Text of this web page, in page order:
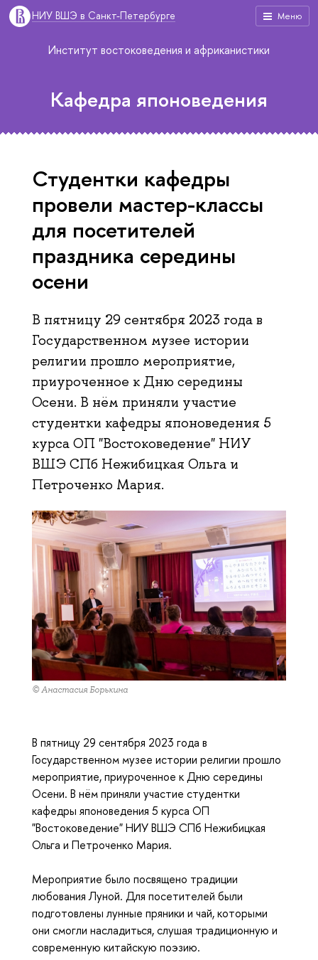
Меню
НИУ ВШЭ в Санкт-Петербурге
Институт востоковедения и африканистики
Кафедра японоведения
Студентки кафедры
провели мастер-классы
для посетителей
праздника середины
осени
В пятницу 29 сентября 2023 года в
Государственном музее истории
религии прошло мероприятие,
приуроченное к Дню середины
Осени. В нём приняли участие
студентки кафедры японоведения 5
курса ОП "Востоковедение" НИУ
ВШЭ СПб Нежибицкая Ольга и
Петроченко Мария.
© Анастасия Борькина
В пятницу 29 сентября 2023 года в
Государственном музее истории религии прошло
мероприятие, приуроченное к Дню середины
Осени. В нём приняли участие студентки
кафедры японоведения 5 курса ОП
"Востоковедение" НИУ ВШЭ СПб Нежибицкая
Ольга и Петроченко Мария.
Мероприятие было посвящено традиции
любования Луной. Для посетителей были
подготовлены лунные пряники и чай, которыми
они смогли насладиться, слушая традиционную и
современную китайскую поэзию.